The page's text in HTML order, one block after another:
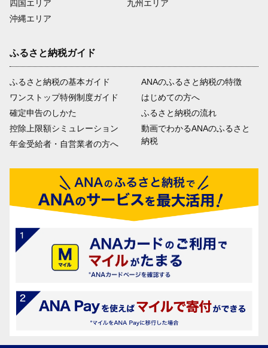
四国エリア
沖縄エリア
九州エリア
ふるさと納税ガイド
ふるさと納税の基本ガイド
ワンストップ特例制度ガイド
確定申告のしかた
控除上限額シミュレーション
年金受給者・自営業者の方へ
ANAのふるさと納税の特徴
はじめての方へ
ふるさと納税の流れ
動画でわかるANAのふるさと
納税